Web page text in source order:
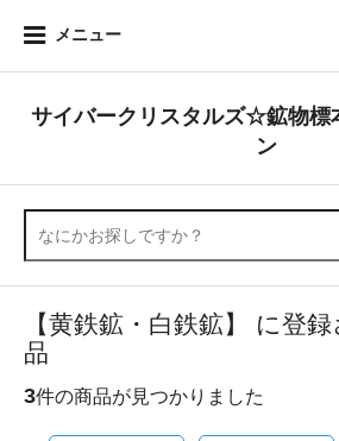
メニュー
サイバークリスタルズ☆鉱物標
ン
【黄鉄鉱・白鉄鉱】 に登
品
3件の商品が見つかりました